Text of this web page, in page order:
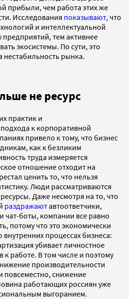
прибыли, чем работа этих же
Исследования показывают, что
и интеллектуальной
предприятий, тем активнее
экосистемы. По сути, это
рынка.
не ресурс
практик и
к корпоративной
привело к тому, что бизнес
как к безликим
труда измеряется
отношение отходит на
ценить то, что нельзя
Люди рассматриваются
Даже несмотря на то, что
раздражаютавтоответчики,
чат-боты, компании все равно
потому что это экономически
процессах бизнеса:
убивает личностное
работе. В том числе и поэтому
производительности
повсеместно, снижение
работающих россиян уже
выгоранием.